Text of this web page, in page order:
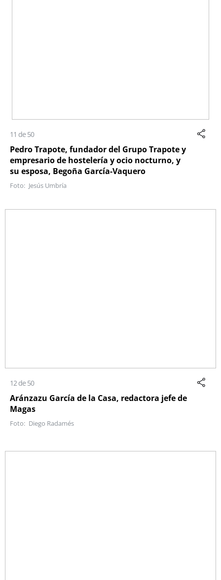
11 de 50
Pedro Trapote, fundador del Grupo Trapote y
empresario de hostelería y ocio nocturno, y
su esposa, Begoña García-Vaquero
Jesús Umbría
12 de 50
Aránzazu García de la Casa, redactora jefe de
Magas
Diego Radamés